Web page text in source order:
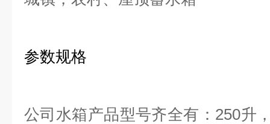
参数规格
公司水箱产品型号齐全有： 250升